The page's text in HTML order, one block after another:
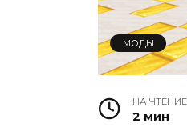
МОДЫ
НА ЧТЕНИЕ
2 мин